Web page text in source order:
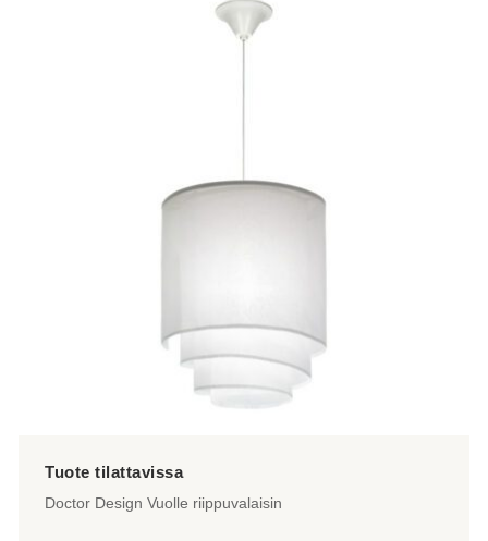
Doctor Design Vuolle riippuvalaisin